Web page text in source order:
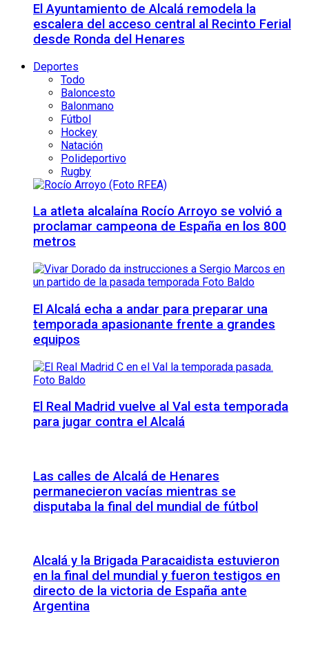
El Ayuntamiento de Alcalá remodela la
escalera del acceso central al Recinto Ferial
desde Ronda del Henares
Deportes
Todo
Baloncesto
Balonmano
Fútbol
Hockey
Natación
Polideportivo
Rugby
La atleta alcalaína Rocío Arroyo se volvió a
proclamar campeona de España en los 800
metros
El Alcalá echa a andar para preparar una
temporada apasionante frente a grandes
equipos
El Real Madrid vuelve al Val esta temporada
para jugar contra el Alcalá
Las calles de Alcalá de Henares
permanecieron vacías mientras se
disputaba la final del mundial de fútbol
Alcalá y la Brigada Paracaidista estuvieron
en la final del mundial y fueron testigos en
directo de la victoria de España ante
Argentina